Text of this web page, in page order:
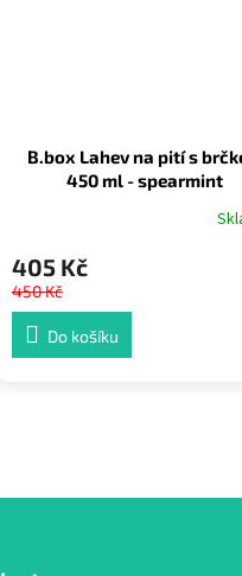
B.box Lahev na pití s
450 ml - spearmint
405 Kč
450 Kč
Do košíku